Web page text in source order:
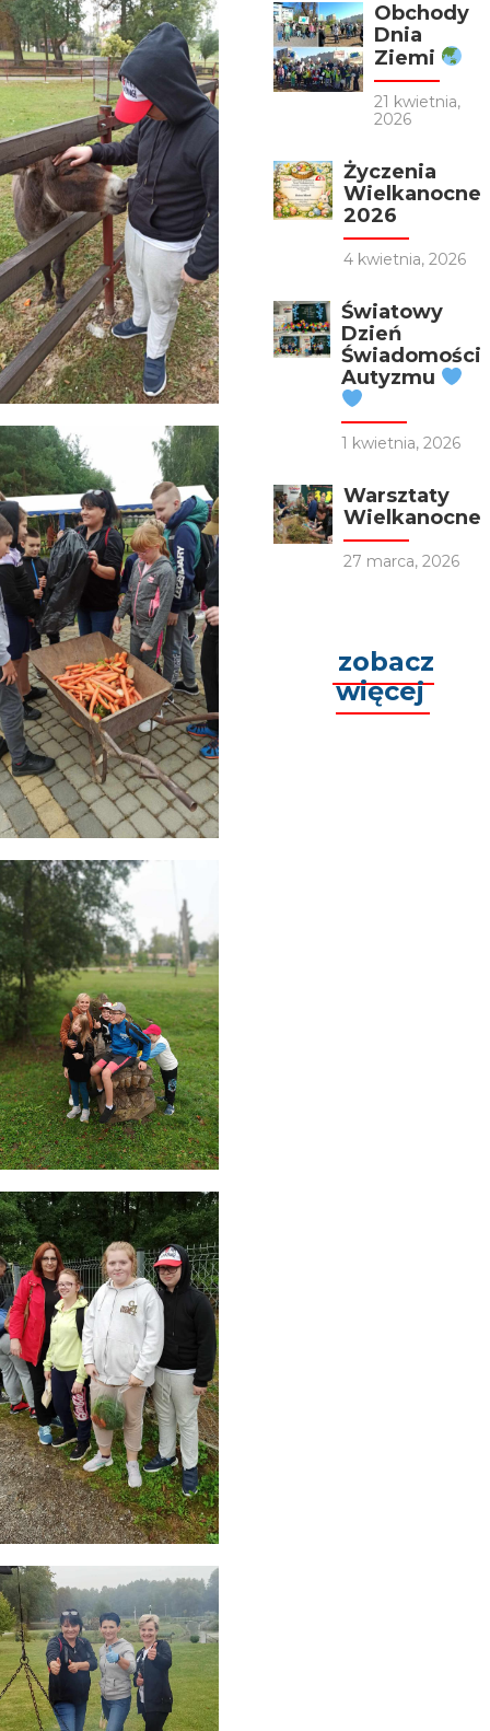
Obchody
Dnia
Ziemi
21 kwietnia,
2026
Życzenia
Wielkanocne
2026
4 kwietnia, 2026
Światowy
Dzień
Świadomości
Autyzmu
1 kwietnia, 2026
Warsztaty
Wielkanocne
27 marca, 2026
zobacz
więcej